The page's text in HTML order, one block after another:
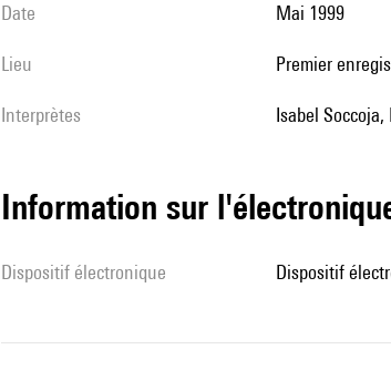
date Mai 1999
lieu premier
interprètes Isabel
Information sur
Dispositif électronique dispositif